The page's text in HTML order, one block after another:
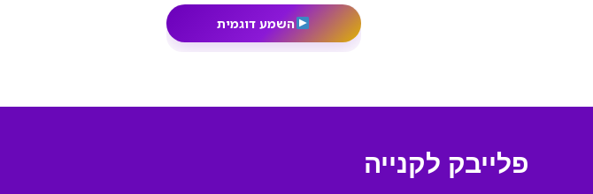
השמע דוגמית
פלייבק לקנייה